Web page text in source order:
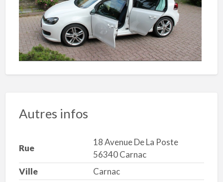
Autres infos
Rue
18 Avenue De La Poste
56340 Carnac
Ville
Carnac